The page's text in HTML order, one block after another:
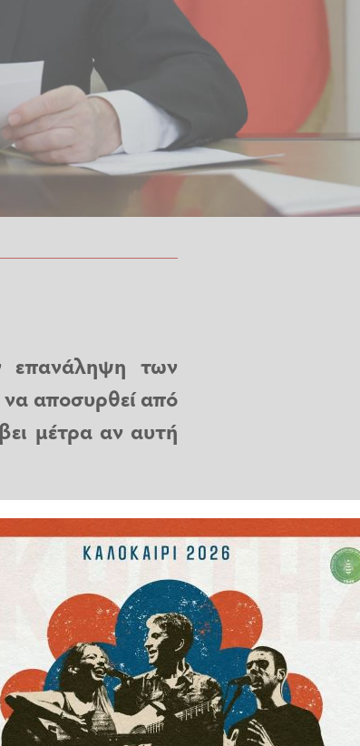
επανάληψη των
αποσυρθεί από
μέτρα αν αυτή